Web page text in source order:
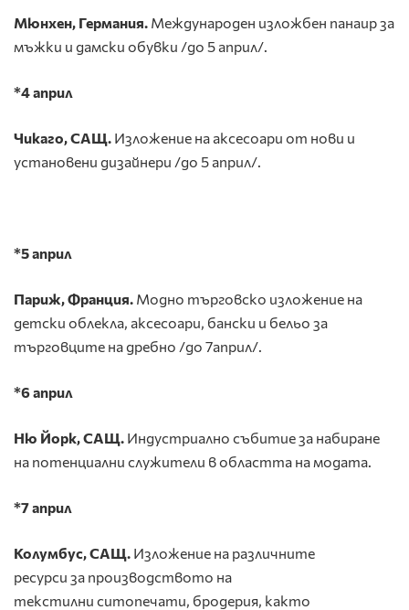
Мюнхен, Германия. Международен изложбен панаир за
мъжки и дамски обувки /до 5 април/.
*4 април
Чикаго, САЩ. Изложение на аксесоари от нови и
установени дизайнери /до 5 април/.
*5 април
Париж, Франция. Модно търговско изложение на
детски облекла, аксесоари, бански и бельо за
търговците на дребно /до 7април/.
*6 април
Ню Йорк, САЩ. Индустриално събитие за набиране
на потенциални служители в областта на модата.
*7 април
Колумбус,САЩ. Изложение на различните
ресурси за производството на
текстилни ситопечати, бродерия, както